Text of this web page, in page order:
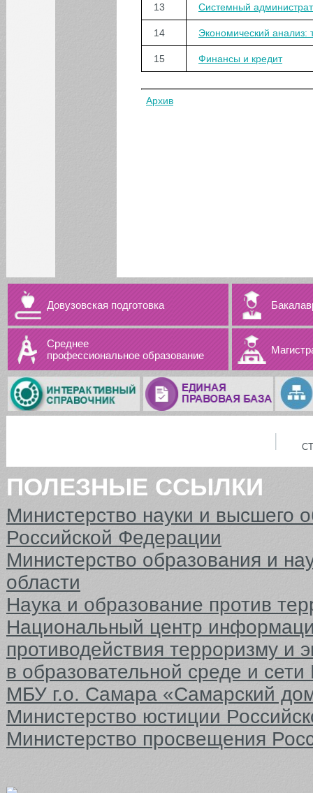
6 7 8 9
10 11 12 13 14
17 18 19 20 21 22 23
24 25 26 27 28 29 30
31
КАФЕДРЫ
ФАКУЛЬТЕТЫ
13 Системный
14 Экономический анализ:
15 Финансы и кредит
Архив
Довузовская подготовка
Среднее
профессиональное образование
ПОЛЕЗНЫЕ ССЫЛКИ
Министерство науки и высшего
Российской Федерации
Министерство образования и
области
Наука и образование против
Национальный центр
противодействия терроризму и
в образовательной среде и сети
МБУ г.о. Самара «Самарский
Министерство юстиции
Министерство просвещения